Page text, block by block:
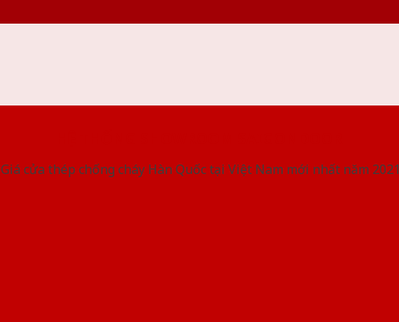
Giá cửa thép chống cháy Hàn Quốc tại Việt Nam mới nhất năm 2021